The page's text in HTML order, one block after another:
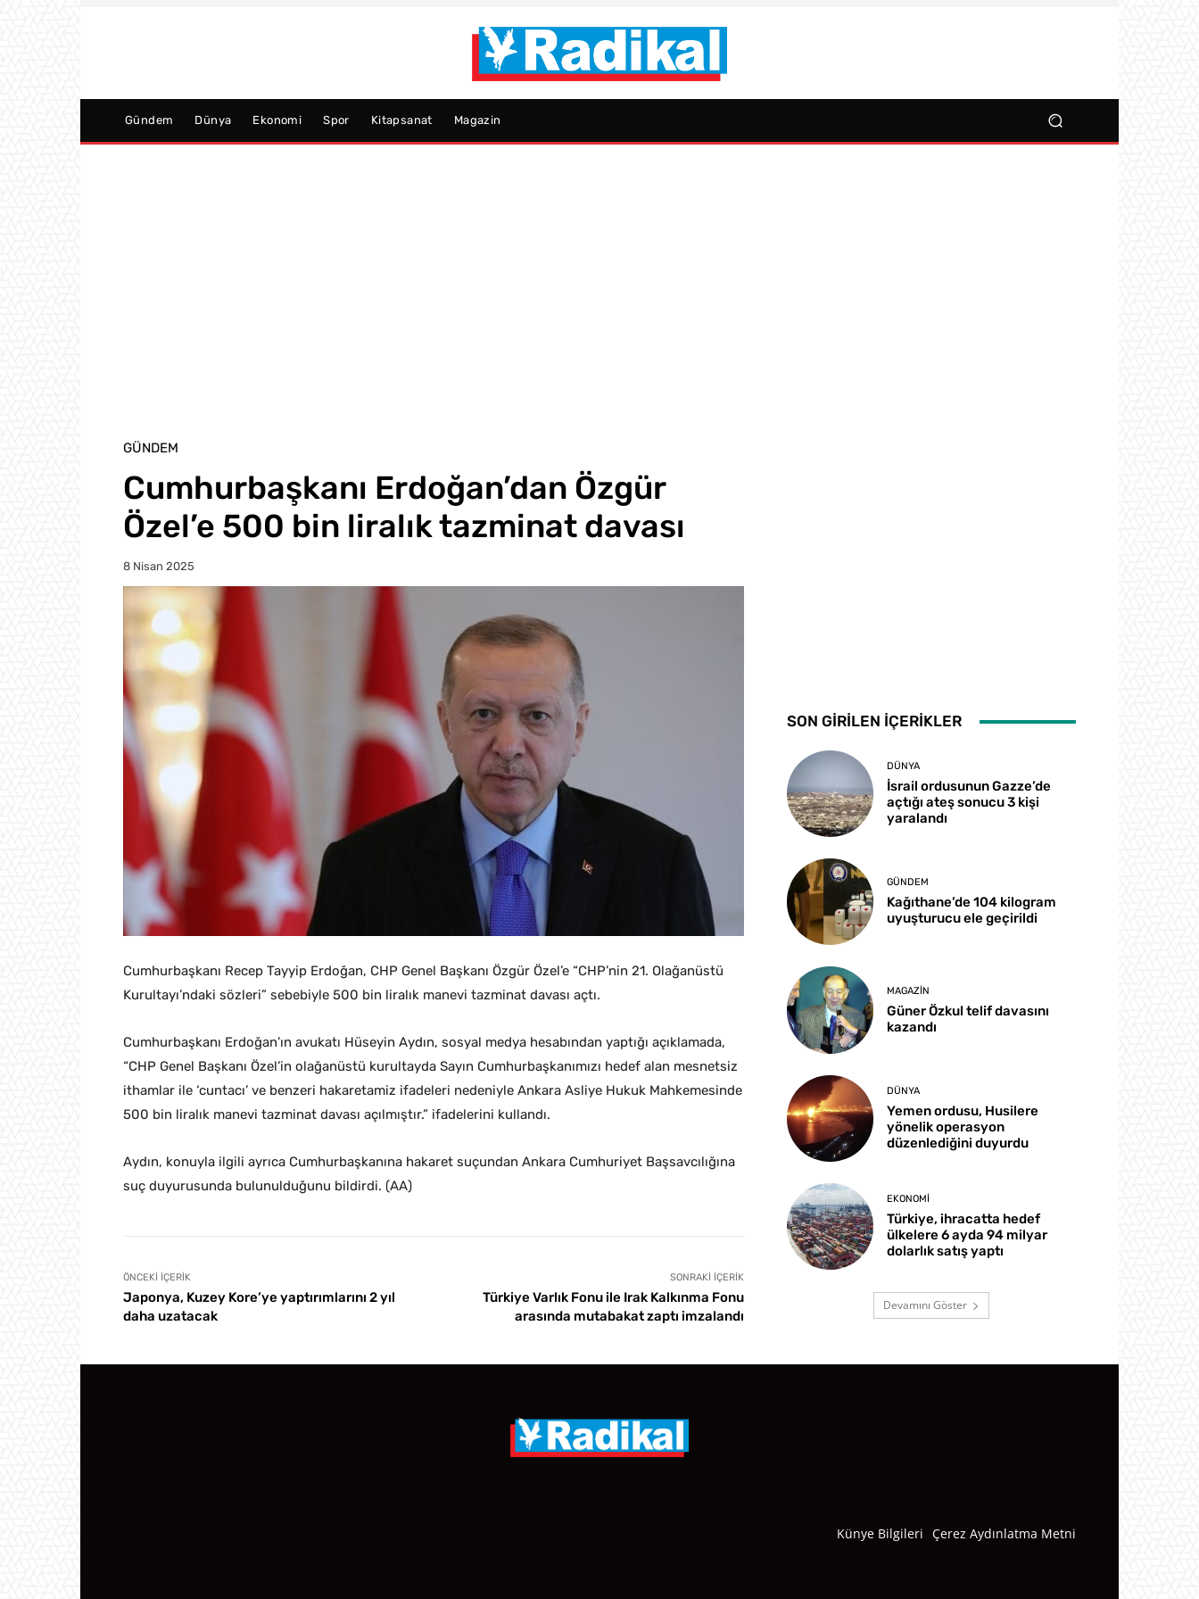
Gündem Dünya Ekonomi Spor Kitapsanat Magazin
GÜNDEM
Cumhurbaşkanı Erdoğan’dan Özgür
Özel’e 500 bin liralık tazminat davası
8 Nisan 2025
Cumhurbaşkanı Recep Tayyip Erdoğan, CHP Genel Başkanı Özgür Özel’e “CHP’nin 21. Olağanüstü
Kurultayı’ndaki sözleri” sebebiyle 500 bin liralık manevi tazminat davası açtı.
Cumhurbaşkanı Erdoğan’ın avukatı Hüseyin Aydın, sosyal medya hesabından yaptığı açıklamada,
“CHP Genel Başkanı Özel’in olağanüstü kurultayda Sayın Cumhurbaşkanımızı hedef alan mesnetsiz
ithamlar ile ‘cuntacı’ ve benzeri hakaretamiz ifadeleri nedeniyle Ankara Asliye Hukuk Mahkemesinde
500 bin liralık manevi tazminat davası açılmıştır.” ifadelerini kullandı.
Aydın, konuyla ilgili ayrıca Cumhurbaşkanına hakaret suçundan Ankara Cumhuriyet Başsavcılığına
suç duyurusunda bulunulduğunu bildirdi. (AA)
ÖNCEKI İÇERIK
Japonya, Kuzey Kore’ye yaptırımlarını 2 yıl
daha uzatacak
SONRAKI İÇERIK
Türkiye Varlık Fonu ile Irak Kalkınma Fonu
arasında mutabakat zaptı imzalandı
SON GİRİLEN İÇERİKLER
DÜNYA
İsrail ordusunun Gazze’de
açtığı ateş sonucu 3 kişi
yaralandı
GÜNDEM
Kağıthane’de 104 kilogram
uyuşturucu ele geçirildi
MAGAZIN
Güner Özkul telif davasını
kazandı
DÜNYA
Yemen ordusu, Husilere
yönelik operasyon
düzenlediğini duyurdu
EKONOMI
Türkiye, ihracatta hedef
ülkelere 6 ayda 94 milyar
dolarlık satış yaptı
Devamını Göster
Künye Bilgileri Çerez Aydınlatma Metni